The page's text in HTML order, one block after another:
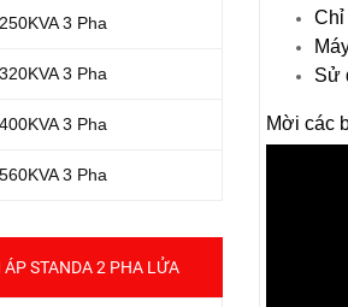
3 Pha
3 Pha
3 Pha
3 Pha
ÁP STANDA 2 PHA LỬA
Chỉ
Sử
Mời các